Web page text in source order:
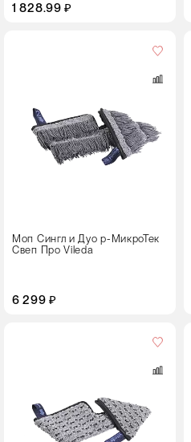
1 828.99 ₽
Моп Сингл и Дуо р-МикроТек
Свеп Про Vileda
6 299 ₽